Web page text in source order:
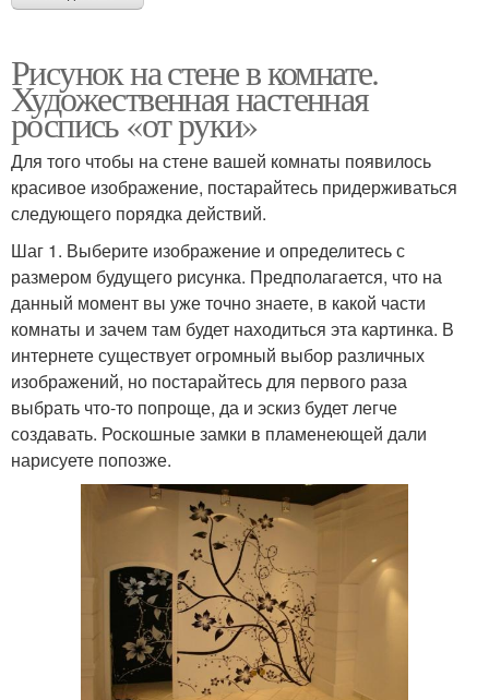
Рисунок на стене в комнате.
Художественная настенная
роспись «от руки»
Для того чтобы на стене вашей комнаты появилось
красивое изображение, постарайтесь придерживаться
следующего порядка действий.
Шаг 1. Выберите изображение и определитесь с
размером будущего рисунка. Предполагается, что на
данный момент вы уже точно знаете, в какой части
комнаты и зачем там будет находиться эта картинка. В
интернете существует огромный выбор различных
изображений, но постарайтесь для первого раза
выбрать что-то попроще, да и эскиз будет легче
создавать. Роскошные замки в пламенеющей дали
нарисуете попозже.